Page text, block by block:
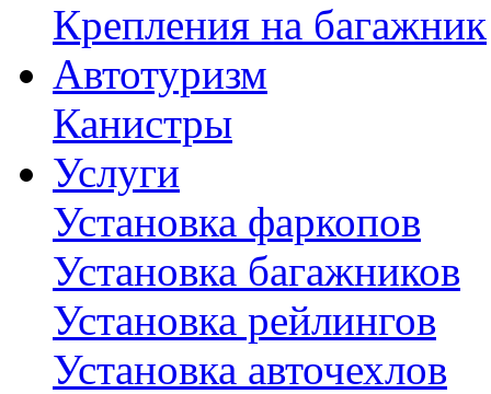
Крепления на багажник
Автотуризм
Канистры
Услуги
Установка фаркопов
Установка багажников
Установка рейлингов
Установка авточехлов